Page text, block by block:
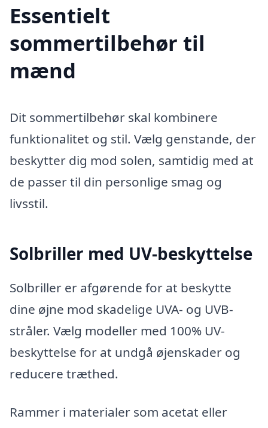
Essentielt
sommertilbehør til
mænd
Dit sommertilbehør skal kombinere
funktionalitet og stil. Vælg genstande, der
beskytter dig mod solen, samtidig med at
de passer til din personlige smag og
livsstil.
Solbriller med UV-beskyttelse
Solbriller er afgørende for at beskytte
dine øjne mod skadelige UVA- og UVB-
stråler. Vælg modeller med 100% UV-
beskyttelse for at undgå øjenskader og
reducere træthed.
Rammer i materialer som acetat eller